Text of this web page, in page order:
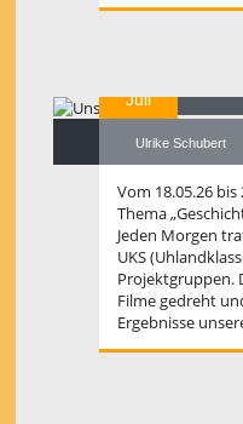
Juli
Ulrike Schubert
Vom 18.05.26
Thema
Jeden Morgen
UKS
Projektgruppen.
Filme gedreht
Ergebnisse